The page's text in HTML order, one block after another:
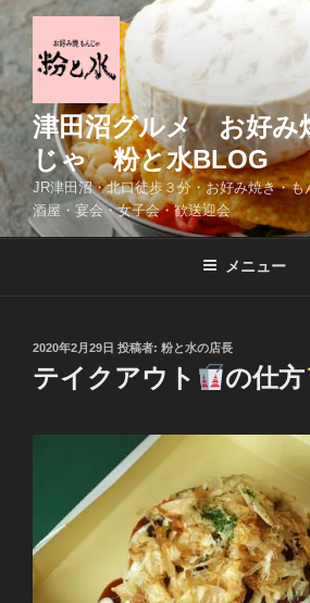
コ
テ
ン
ツ
ス
キ
ッ
津田沼グルメ お好み
じゃ 粉と水BLOG
JR津田沼・北口徒歩３分・お好み焼き・
酒屋・宴会・女子会・歓送迎会
メニュー
投
稿
日:
2020年2月29日 投稿者: 粉と水の店長
テイクアウト の仕方